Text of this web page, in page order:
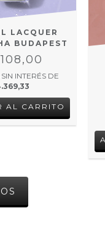
LACQUER
BUDAPEST
INTERÉS DE